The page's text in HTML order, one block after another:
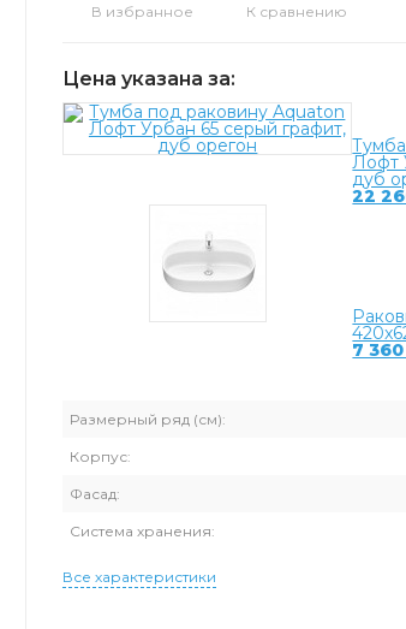
В избранное К сравнению
Цена указана за:
Лофт
дуб
22
7
Размерный ряд (см):
Корпус:
Фасад:
Система хранения:
Все характеристики